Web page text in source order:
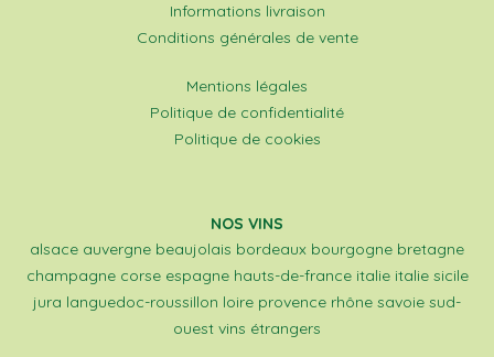
Informations livraison
Conditions générales de vente
Mentions légales
Politique de confidentialité
Politique de cookies
NOS VINS
alsace auvergne beaujolais bordeaux bourgogne bretagne
champagne corse espagne hauts-de-france italie italie sicile
jura languedoc-roussillon loire provence rhône savoie sud-
ouest vins étrangers